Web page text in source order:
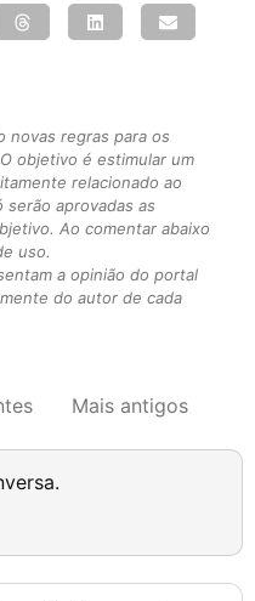
novas regras para os
objetivo é estimular um
relacionado ao
aprovadas as
Ao comentar abaixo
uso.
a opinião do portal
do autor de cada
Mais antigos